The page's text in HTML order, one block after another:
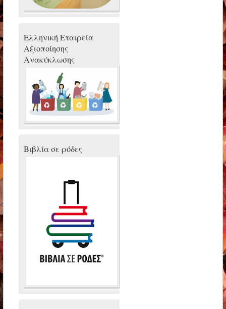
Ελληνική Εταιρεία
Αξιοποίησης
Ανακύκλωσης
Βιβλία σε ρόδες